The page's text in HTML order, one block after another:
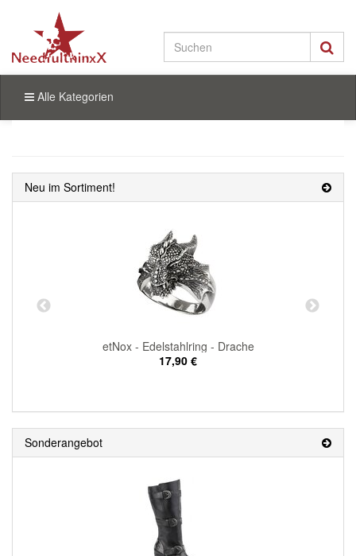
Alle Kategorien
Neu im Sortiment!
etNox - Edelstahlring - Drache
17,90 €
Sonderangebot